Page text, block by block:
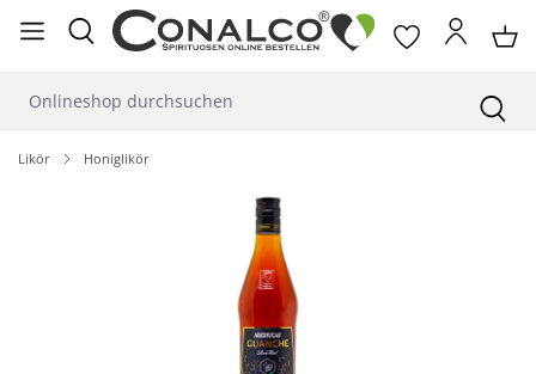
springen
Likör Honiglikör